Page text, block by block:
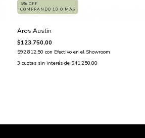
5% OFF
COMPRANDO 10 O MÁS
Aros Austin
$123.750,00
$92.812,50 con Efectivo en el Showroom
3 cuotas sin interés de $41.250,00